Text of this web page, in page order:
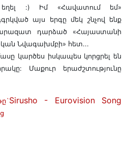
:) Իմ «Հավատում եմ»
այս երգը մեկ շնչով ենք
դարձած «Հայաստանի
Նվագախմբի» հետ...
կարծես իսկապես կորցրել են
Մաքուր երաժշտությունը
Sirusho - Eurovision Song